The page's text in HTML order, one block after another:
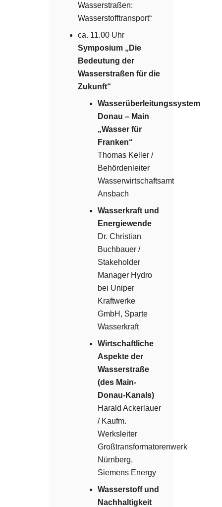
Wasserstraßen:
Wasserstofftransport“
ca. 11.00 Uhr
Symposium „Die
Bedeutung der
Wasserstraßen für die
Zukunft“
Wasserüberleitungssystem
Donau – Main
„Wasser für
Franken“
Thomas Keller /
Behördenleiter
Wasserwirtschaftsamt
Ansbach
Wasserkraft und
Energiewende
Dr. Christian
Buchbauer /
Stakeholder
Manager Hydro
bei Uniper
Kraftwerke
GmbH, Sparte
Wasserkraft
Wirtschaftliche
Aspekte der
Wasserstraße
(des Main-
Donau-Kanals)
Harald Ackerlauer
/ Kaufm.
Werksleiter
Großtransformatorenwerk
Nürnberg,
Siemens Energy
Wasserstoff und
Nachhaltigkeit